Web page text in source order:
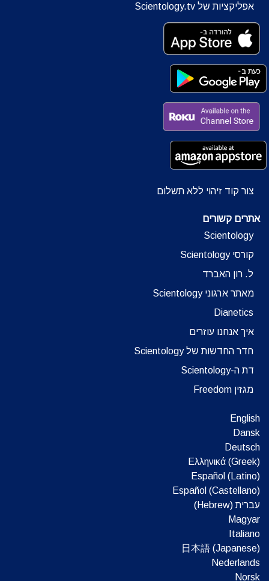
אפליקציות של Scientology.tv
צור קוד זיהוי ללא תשלום
אתרים קשורים
Scientology
קורסי Scientology
ל. רון האברד
מאתר ארגוני Scientology
Dianetics
איך אנחנו עוזרים
חדר החדשות של Scientology
דת ה-Scientology
מגזין Freedom
English
Dansk
Deutsch
Ελληνικά (Greek)
Español (Latino)
Español (Castellano)
עברית (Hebrew)‏
Magyar
Italiano
日本語 (Japanese)
Nederlands
Norsk